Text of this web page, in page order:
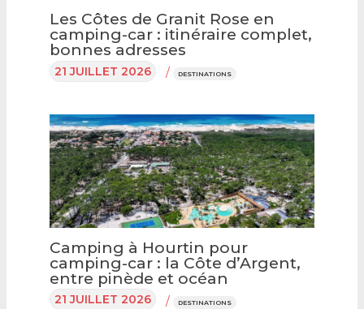
Les Côtes de Granit Rose en
camping-car : itinéraire complet,
bonnes adresses
21 JUILLET 2026 / DESTINATIONS
Camping à Hourtin pour
camping-car : la Côte d’Argent,
entre pinède et océan
21 JUILLET 2026 / DESTINATIONS